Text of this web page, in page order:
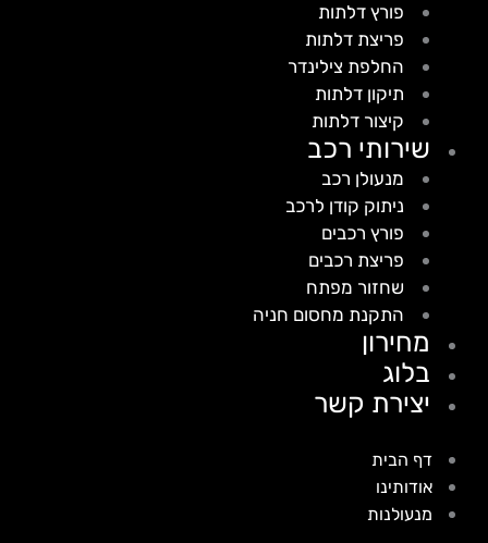
פורץ דלתות
פריצת דלתות
החלפת צילינדר
תיקון דלתות
קיצור דלתות
שירותי רכב
מנעולן רכב
ניתוק קודן לרכב
פורץ רכבים
פריצת רכבים
שחזור מפתח
התקנת מחסום חניה
מחירון
בלוג
יצירת קשר
דף הבית
אודותינו
מנעולנות